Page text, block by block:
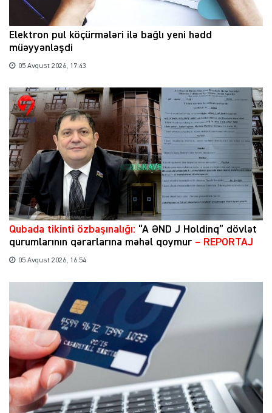
Elektron pul köçürmələri ilə bağlı yeni hədd
müəyyənləşdi
05 Avqust 2026, 17:43
Qubada tikinti özbaşınalığı: “A ƏND J Holdinq” dövlət
qurumlarının qərarlarına məhəl qoymur – REPORTAJ
05 Avqust 2026, 16:54